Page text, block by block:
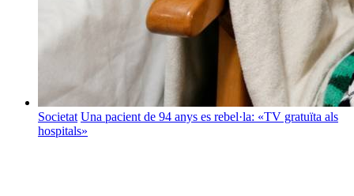
Societat Una pacient de 94 anys es rebel·la: «TV gratuïta als
hospitals»